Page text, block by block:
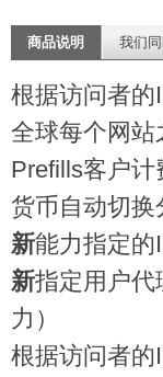
商品说明 我们
根据访问者
全球每个网
Prefills客户
货币自动切
新能力指定的
新指定用户代
力）
根据访问者